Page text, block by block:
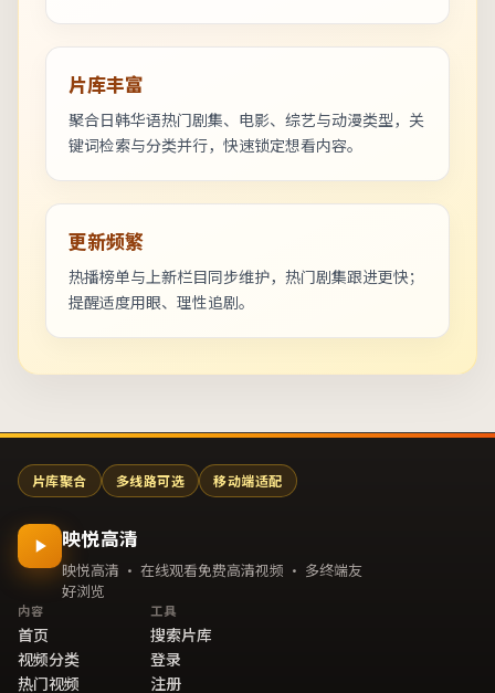
片库丰富
聚合日韩华语热门剧集、电影、综艺与动漫类型，关
键词检索与分类并行，快速锁定想看内容。
更新频繁
热播榜单与上新栏目同步维护，热门剧集跟进更快；
提醒适度用眼、理性追剧。
片库聚合 多线路可选 移动端适配
映悦高清
映悦高清 · 在线观看免费高清视频 · 多终端友
好浏览
内容
首页
视频分类
热门视频
工具
搜索片库
登录
注册